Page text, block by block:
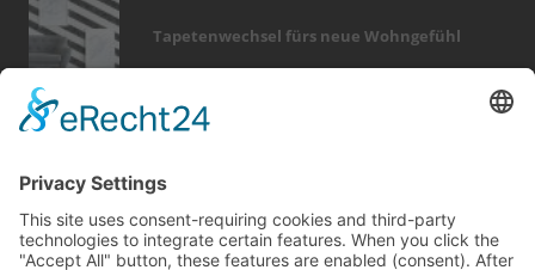
Tapetenwechsel fürs neue Wohngefühl
fußboden zaun modernisieren keller outdoor